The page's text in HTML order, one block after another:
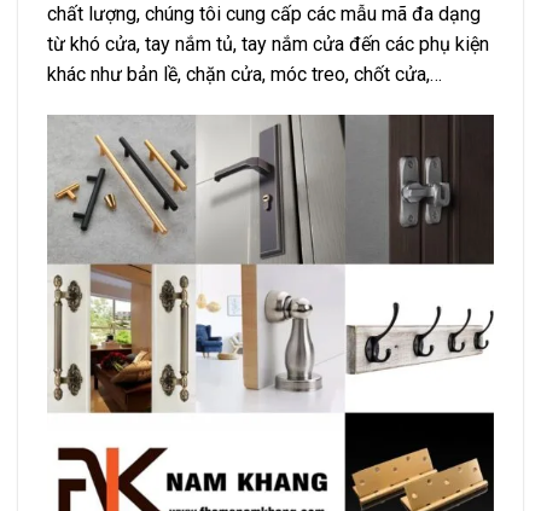
chất lượng, chúng tôi cung cấp các mẫu mã đa dạng
từ khó cửa, tay nắm tủ, tay nắm cửa đến các phụ kiện
khác như bản lề, chặn cửa, móc treo, chốt cửa,…